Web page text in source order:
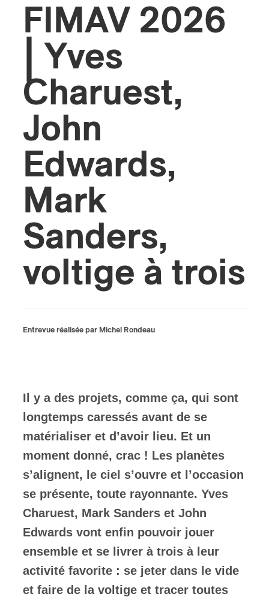
FIMAV 2026
| Yves
Charuest,
John
Edwards,
Mark
Sanders,
voltige à trois
Entrevue réalisée par Michel Rondeau
Il y a des projets, comme ça, qui sont
longtemps caressés avant de se
matérialiser et d’avoir lieu. Et un
moment donné, crac ! Les planètes
s’alignent, le ciel s’ouvre et l’occasion
se présente, toute rayonnante. Yves
Charuest, Mark Sanders et John
Edwards vont enfin pouvoir jouer
ensemble et se livrer à trois à leur
activité favorite : se jeter dans le vide
et faire de la voltige et tracer toutes